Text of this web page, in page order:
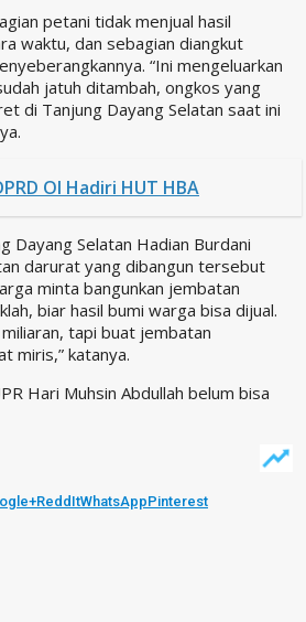
petani tidak menjual hasil
waktu, dan sebagian diangkut
“Ini mengeluarkan
jatuh ditambah, ongkos yang
di Tanjung Dayang Selatan saat ini
OI Hadiri HUT HBA
Dayang Selatan Hadian Burdani
darurat yang dibangun tersebut
minta bangunkan jembatan
biar hasil bumi warga bisa dijual.
tapi buat jembatan
miris,” katanya.
Hari Muhsin Abdullah belum bisa
ReddItWhatsAppPinterest